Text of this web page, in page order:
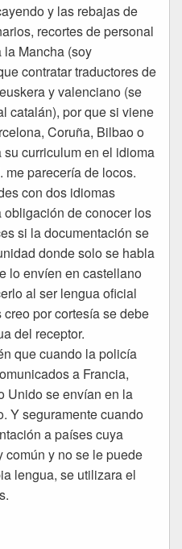
y las rebajas de
recortes de personal
Mancha (soy
contratar traductores de
y valenciano (se
catalán), por que si viene
Coruña, Bilbao o
curriculum en el idioma
me parecería de locos.
con dos idiomas
de conocer los
si la documentación se
donde solo se habla
lo envíen en castellano
al ser lengua oficial
por cortesía se debe
del receptor.
que cuando la policía
a Francia,
Unido se envían en la
Y seguramente cuando
a países cuya
común y no se le puede
lengua, se utilizara el